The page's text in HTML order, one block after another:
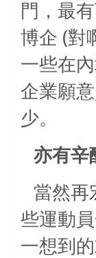
門，最
博企 (對
一些在
企業願
少。
亦有辛
當然再
些運動
一想到